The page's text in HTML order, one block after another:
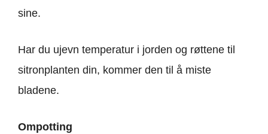
sine.
Har du ujevn temperatur i jorden og røttene til
sitronplanten din, kommer den til å miste
bladene.
Ompotting